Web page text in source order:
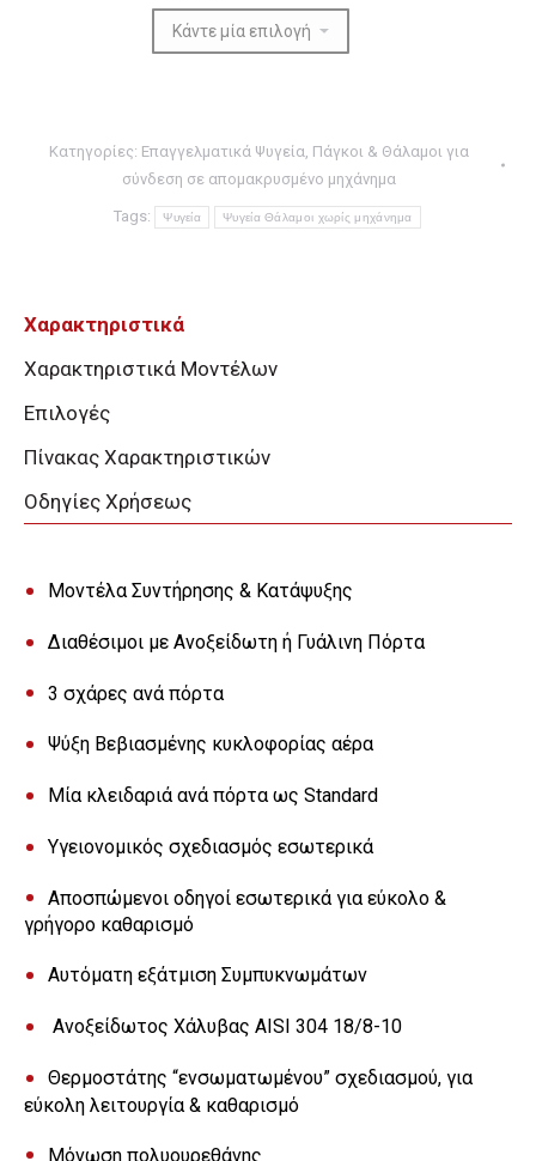
Κατηγορίες Επαγγελματικά Ψυγεία, Πάγκοι & Θάλαμοι για
σύνδεση σε απομακρυσμένο μηχάνημα
Tags: Ψυγεία Ψυγεία Θάλαμοι χωρίς μηχάνημα
Χαρακτηριστικά
Χαρακτηριστικά Μοντέλων
Επιλογές
Πίνακας Χαρακτηριστικών
Οδηγίες Χρήσεως
Μοντέλα Συντήρησης & Κατάψυξης
Διαθέσιμοι με Ανοξείδωτη ή Γυάλινη Πόρτα
3 σχάρες ανά πόρτα
Ψύξη Βεβιασμένης κυκλοφορίας αέρα
Μία κλειδαριά ανά πόρτα ως Standard
Υγειονομικός σχεδιασμός εσωτερικά
Αποσπώμενοι οδηγοί εσωτερικά για εύκολο &
γρήγορο καθαρισμό
Αυτόματη εξάτμιση Συμπυκνωμάτων
Ανοξείδωτος Χάλυβας AISI 304 18/8-10
Θερμοστάτης “ενσωματωμένου” σχεδιασμού, για
εύκολη λειτουργία & καθαρισμό
Μόνωση πολυουρεθάνης